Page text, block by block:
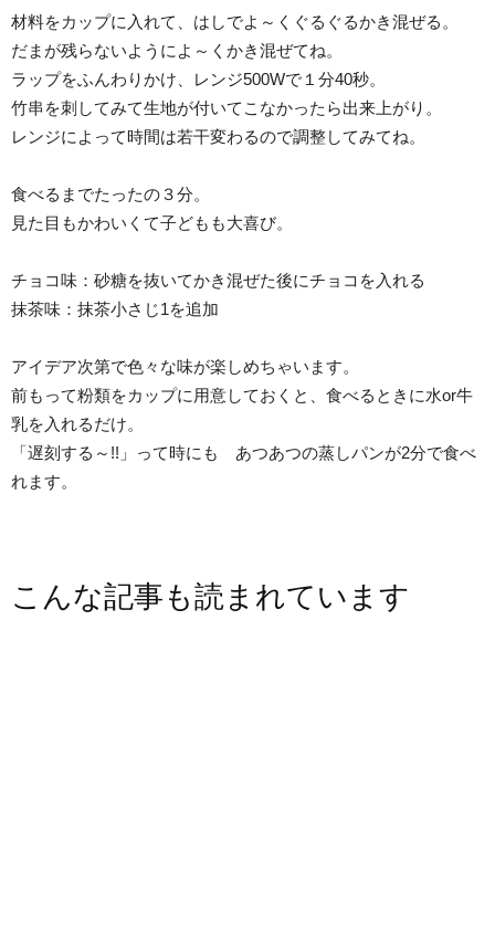
材料をカップに入れて、はしでよ～くぐるぐるかき混ぜる。
だまが残らないようによ～くかき混ぜてね。
ラップをふんわりかけ、レンジ500Wで１分40秒。
竹串を刺してみて生地が付いてこなかったら出来上がり。
レンジによって時間は若干変わるので調整してみてね。
食べるまでたったの３分。
見た目もかわいくて子どもも大喜び。
チョコ味：砂糖を抜いてかき混ぜた後にチョコを入れる
抹茶味：抹茶小さじ1を追加
アイデア次第で色々な味が楽しめちゃいます。
前もって粉類をカップに用意しておくと、食べるときに水or牛
乳を入れるだけ。
「遅刻する～!!」って時にも あつあつの蒸しパンが2分で食べ
れます。
こんな記事も読まれています